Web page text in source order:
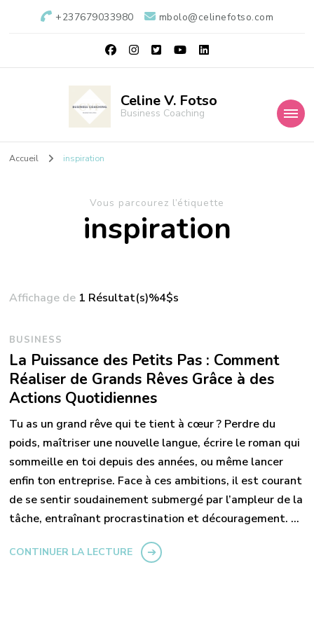
+237679033980 mbolo@celinefotso.com
Celine V. Fotso
Business Coaching
Accueil inspiration
Vous parcourez l’étiquette
inspiration
Affichage de 1 Résultat(s)%4$s
BUSINESS
La Puissance des Petits Pas : Comment
Réaliser de Grands Rêves Grâce à des
Actions Quotidiennes
Tu as un grand rêve qui te tient à cœur ? Perdre du
poids, maîtriser une nouvelle langue, écrire le roman qui
sommeille en toi depuis des années, ou même lancer
enfin ton entreprise. Face à ces ambitions, il est courant
de se sentir soudainement submergé par l’ampleur de la
tâche, entraînant procrastination et découragement. …
CONTINUER LA LECTURE